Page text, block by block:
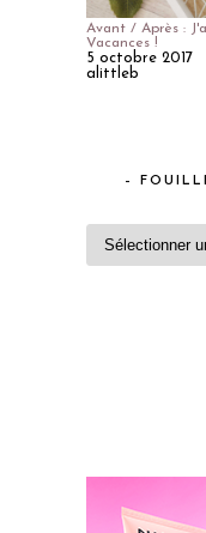
Avant / Après :
Vacances !
5 octobre 2017
alittleb
–